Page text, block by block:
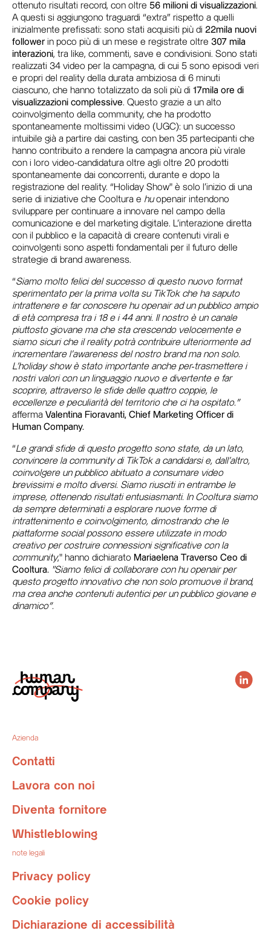
ottenuto risultati record, con oltre 56 milioni di visualizzazioni.
A questi si aggiungono traguardi “extra” rispetto a quelli
inizialmente prefissati: sono stati acquisiti più di 22mila nuovi
followerin poco più di un mese e registrate oltre 307 mila
interazioni, tra like, commenti, save e condivisioni. Sono stati
realizzati 34 video per la campagna, di cui 5 sono episodi veri
e propri del reality della durata ambiziosa di 6 minuti
ciascuno, che hanno totalizzato da soli più di 17mila ore di
visualizzazioni complessive. Questo grazie a un alto
coinvolgimento della community, che ha prodotto
spontaneamente moltissimi video (UGC): un successo
intuibile già a partire dai casting, con ben 35 partecipanti che
hanno contribuito a rendere la campagna ancora più virale
con i loro video-candidatura oltre agli oltre 20 prodotti
spontaneamente dai concorrenti, durante e dopo la
registrazione del reality. “Holiday Show" è solo l'inizio di una
serie di iniziative che Cooltura e huopenair intendono
sviluppare per continuare a innovare nel campo della
comunicazione e del marketing digitale. L'interazione diretta
con il pubblico e la capacità di creare contenuti virali e
coinvolgenti sono aspetti fondamentali per il futuro delle
strategie di brand awareness.
“Siamo molto felici del successo di questo nuovo format
sperimentato per la prima volta su TikTok che ha saputo
intrattenere e far conoscere hu openair ad un pubblico ampio
di età compresa tra i 18 e i 44 anni. Il nostro è un canale
piuttosto giovane ma che sta crescendo velocemente e
siamo sicuri che il reality potrà contribuire ulteriormente ad
incrementare l’awareness del nostro brand ma non solo.
L’holiday show è stato importante anche per trasmettere i
nostri valori con un linguaggio nuovo e divertente e far
scoprire, attraverso le sfide delle quattro coppie, le
eccellenze e peculiarità del territorio che ci ha ospitato.”
afferma Valentina Fioravanti, Chief Marketing Officer di
Human Company.
“Le grandi sfide di questo progetto sono state, da un lato,
convincere la community di TikTok a candidarsi e, dall'altro,
coinvolgere un pubblico abituato a consumare video
brevissimi e molto diversi. Siamo riusciti in entrambe le
imprese, ottenendo risultati entusiasmanti. In Cooltura siamo
da sempre determinati a esplorare nuove forme di
intrattenimento e coinvolgimento, dimostrando che le
piattaforme social possono essere utilizzate in modo
creativo per costruire connessioni significative con la
community," hanno dichiarato Mariaelena Traverso Ceo di
Cooltura. "Siamo felici di collaborare con hu openair per
questo progetto innovativo che non solo promuove il brand,
ma crea anche contenuti autentici per un pubblico giovane e
dinamico”.
Azienda
Contatti
Lavora con noi
Diventa fornitore
Whistleblowing
note legali
Privacy policy
Cookie policy
Dichiarazione di accessibilità